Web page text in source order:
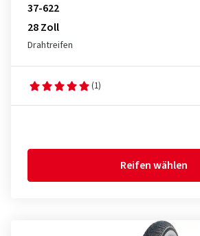
37-622
28 Zoll
Drahtreifen
(1)
Reifen wählen